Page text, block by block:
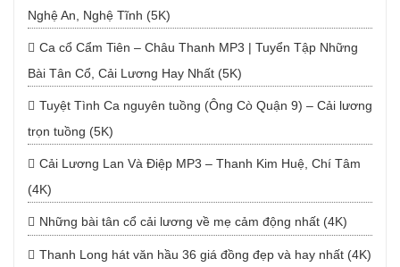
Nghệ An, Nghệ Tĩnh (5K)
Ca cổ Cẩm Tiên – Châu Thanh MP3 | Tuyển Tập Những
Bài Tân Cổ, Cải Lương Hay Nhất (5K)
Tuyệt Tình Ca nguyên tuồng (Ông Cò Quận 9) – Cải lương
trọn tuồng (5K)
Cải Lương Lan Và Điệp MP3 – Thanh Kim Huệ, Chí Tâm
(4K)
Những bài tân cổ cải lương về mẹ cảm động nhất (4K)
Thanh Long hát văn hầu 36 giá đồng đẹp và hay nhất (4K)